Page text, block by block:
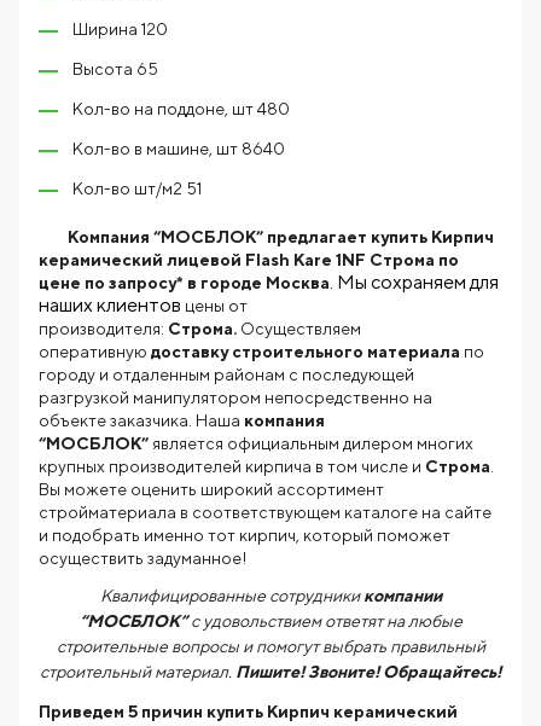
Ширина 120
Высота 65
Кол-во на поддоне, шт 480
Кол-во в машине, шт 8640
Кол-во шт/м2 51
Компания “МОСБЛОК” предлагает купить Кирпич
керамический лицевой Flash Kare 1NF Строма по
цене по запросу* в городе Москва . Мы сохраняем для
наших клиентов цены от
производителя: Строма. Осуществляем
оперативную доставку строительного материала по
городу и отдаленным районам с последующей
разгрузкой манипулятором непосредственно на
объекте заказчика. Наша компания
“МОСБЛОК” является официальным дилером многих
крупных производителей кирпича в том числе и Строма
Вы можете оценить широкий ассортимент
стройматериала в соответствующем каталоге на сайте
и подобрать именно тот кирпич, который поможет
осуществить задуманное!
Квалифицированные сотрудникикомпании
“МОСБЛОК”с удовольствием ответят на любые
строительные вопросы и помогут выбрать правильный
строительный материал. Пишите! Звоните! Обращайтесь!
Приведем 5 причин купить Кирпич керамический